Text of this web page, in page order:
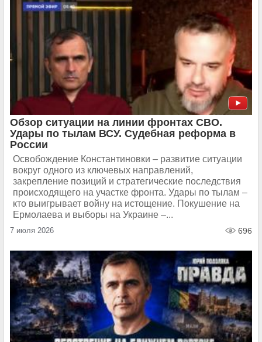
Обзор ситуации на линии фронтах СВО.
Удары по тылам ВСУ. Судебная реформа в
России
Освобождение Константиновки – развитие ситуации
вокруг одного из ключевых направлений,
закрепление позиций и стратегические последствия
происходящего на участке фронта. Удары по тылам –
кто выигрывает войну на истощение. Покушение на
Ермолаева и выборы на Украине –...
7 июля 2026 696